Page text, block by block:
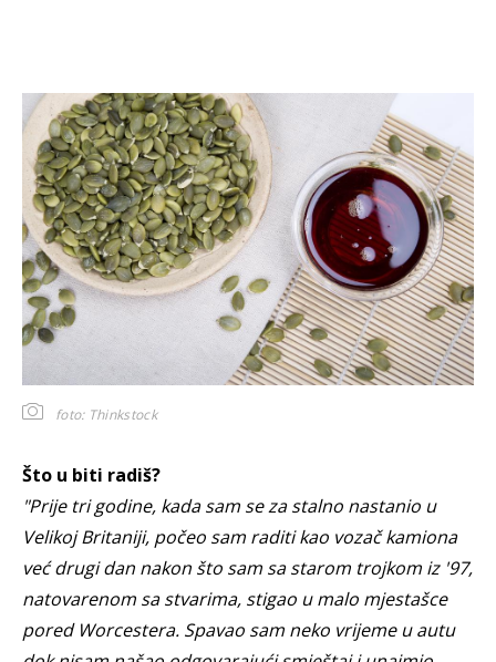
foto: Thinkstock
Što u biti radiš?
"Prije tri godine, kada sam se za stalno nastanio u
Velikoj Britaniji, počeo sam raditi kao vozač kamiona
već drugi dan nakon što sam sa starom trojkom iz '97,
natovarenom sa stvarima, stigao u malo mjestašce
pored Worcestera. Spavao sam neko vrijeme u autu